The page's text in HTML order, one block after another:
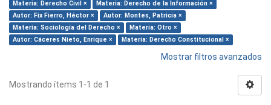
Materia: Derecho Civil ×
Materia: Derecho de la Información ×
Autor: Fix Fierro, Héctor ×
Autor: Montes, Patricia ×
Materia: Sociología del Derecho ×
Materia: Otro ×
Autor: Cáceres Nieto, Enrique ×
Materia: Derecho Constitucional ×
Mostrar filtros avanzados
Mostrando ítems 1-1 de 1